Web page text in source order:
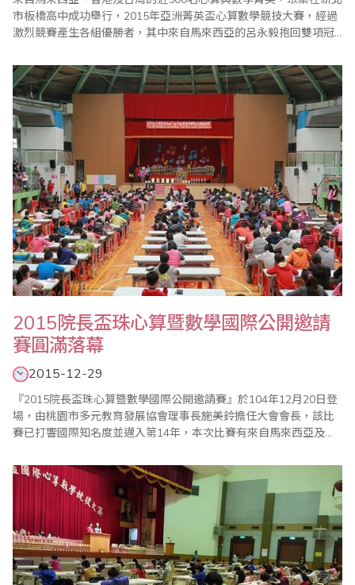
市板橋高中成功舉行，2015年亞洲菁英盃心算數學競技大賽，經過
激烈競賽產生各組優勝者，其中來自馬來西亞的呂永毅抱回雙項冠
會理事長王宗忱主持開幕典禮，他表示，此項賽事主要是為弘揚中
華民國國粹，推廣珠心算教育之普及，並藉由珠算、心算技能結合
小學數學課程而舉辦。 教育..
2015院長盃珠心算暨數學國際公開邀請
賽圓滿落幕
2015-12-29
『2015院長盃珠心算暨數學國際公開邀請賽』於104年12月20日登
場，由桃園市多元教育發展協會理事長施美鈴擔任大會會長，該比
賽已打響國際知名度並邁入第14年，本次比賽有來自馬來西亞及新
前，這是對主辦單位及大會工作人員的最大肯定，藉由比賽增進國
際交流暨親善學術互動，希望選手們能走出台灣，走向世界，邁向
國際化！讓孩子們從小藉著「珠心算暨數學..